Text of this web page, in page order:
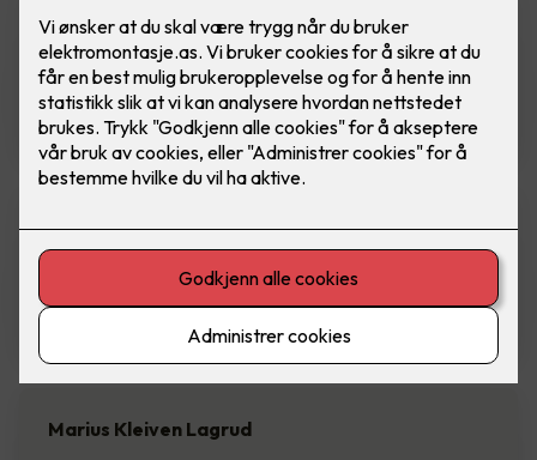
Boye Wangensteen-Grøv
Elektriker
Tlf: 913 37 331
Glenn Hansen Thune
Marius Kleiven Lagrud